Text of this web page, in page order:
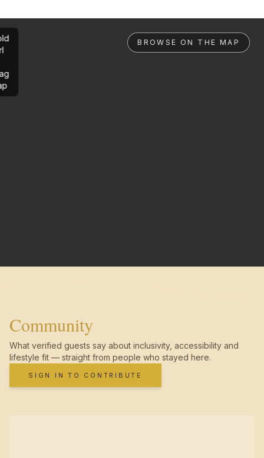
BROWSE ON THE MAP
Community
What verified guests say about inclusivity, accessibility and
lifestyle fit — straight from people who stayed here.
SIGN IN TO CONTRIBUTE